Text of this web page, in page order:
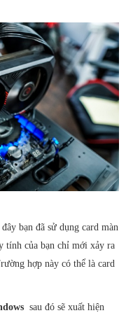
bạn đã sử dụng card màn
tính của bạn chỉ mới xảy ra
hợp này có thể là card
sau đó sẽ xuất hiện